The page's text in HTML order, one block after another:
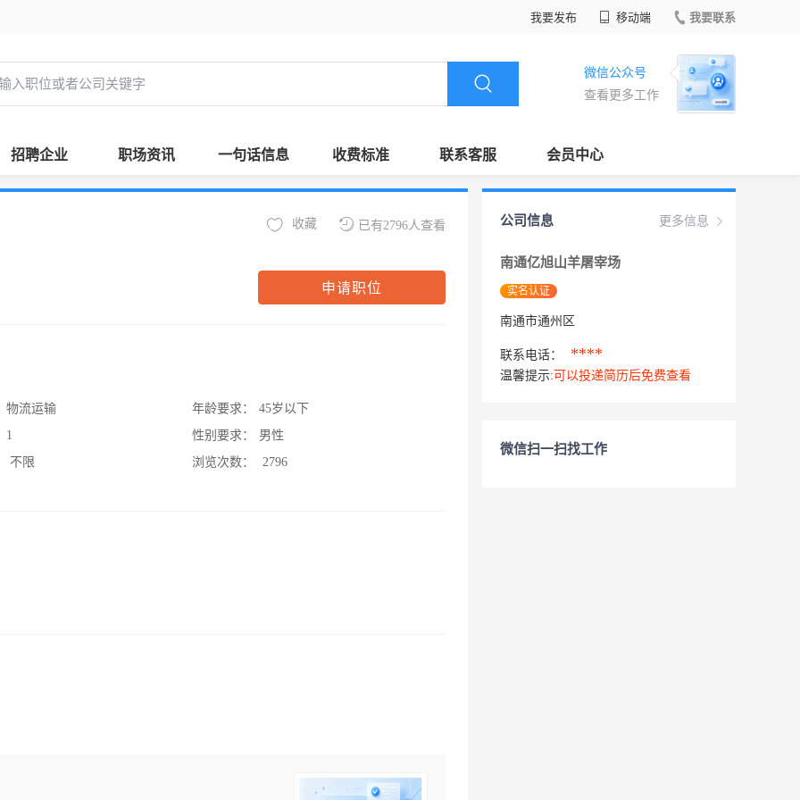
我要发布 移动端 我要联系
微信公众号
查看更多工作
招聘企业 职场资讯 一句话信息 收费标准 联系客服 会员中心
已有2796人查看
收藏
申请职位
物流运输
1
不限
年龄要求：
45岁以下
性别要求：
男性
浏览次数：
2796
更多信息
公司信息
南通亿旭山羊屠宰场
实名认证
南通市通州区
联系电话： ****
温馨提示: 可以投递简历后免费查看
微信扫一扫找工作